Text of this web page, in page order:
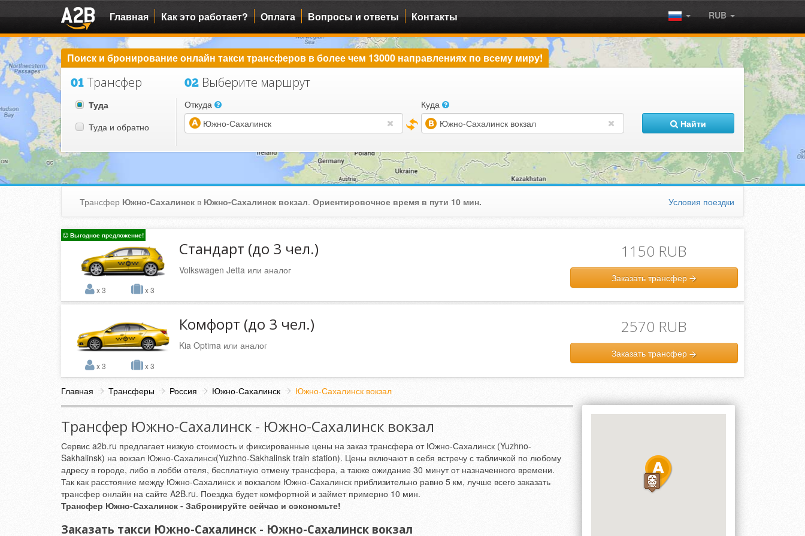
Главная Как это работает? Оплата Вопросы и ответы Контакты RUB
Поиск и бронирование онлайн такси трансферов в более чем 13000 направлениях по всему миру!
01 Трансфер
Туда
Туда и обратно
02Выберите маршрут
Откуда Куда
Найти
Главная Трансферы Россия Южно-Сахалинск Южно-Сахалинск вокзал
Трансфер Южно-Сахалинск - Южно-Сахалинск вокзал
Сервис a2b.ru предлагает низкую стоимость и фиксированные цены на заказ трансфера от Южно-Сахалинск (Yuzhno-
Sakhalinsk) на вокзал Южно-Сахалинск(Yuzhno-Sakhalinsk train station). Цены включают в себя встречу с табличкой по любому
адресу в городе, либо в лобби отеля, бесплатную отмену трансфера, а также ожидание 30 минут от назначенного времени.
Так как расстояние между Южно-Сахалинск и вокзалом Южно-Сахалинск приблизительно равно 5 км, лучше всего заказать
трансфер онлайн на сайте A2B.ru. Поездка будет комфортной и займет примерно 10 мин.
Трансфер Южно-Сахалинск - Забронируйте сейчас и сэкономьте!
Заказать такси Южно-Сахалинск - Южно-Сахалинск вокзал
Трансфер Южно-Сахалинск в Южно-Сахалинск вокзал. Ориентировочное время в пути 10 мин. Условия поездки
Выгодное предложение!
x 3 x 3
Стандарт (до 3 чел.)
Volkswagen Jetta или аналог
1150 RUB
Заказать трансфер
x 3 x 3
Комфорт (до 3 чел.)
Kia Optima или аналог
2570 RUB
Заказать трансфер